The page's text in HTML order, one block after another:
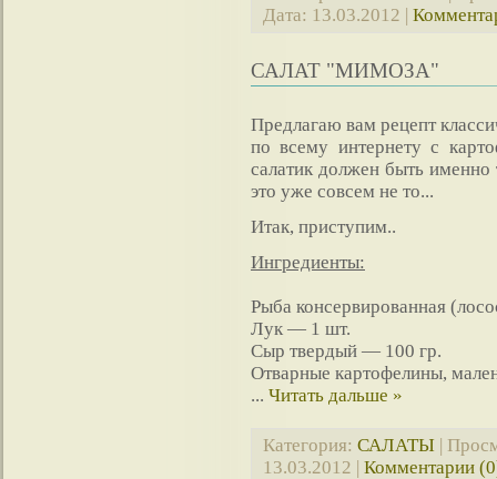
Дата: 13.03.2012 |
САЛАТ "МИМОЗА"
Предлагаю вам рецепт
по всему интернету с
салатик должен быть
это уже совсем не то...
Итак, приступим..
Ингредиенты:
Рыба консервированная
Лук — 1 шт.
Сыр твердый — 100 гр.
Отварные картофелины,
... Читать дальше »
Категория: САЛАТЫ |
13.03.2012 | Комментарии